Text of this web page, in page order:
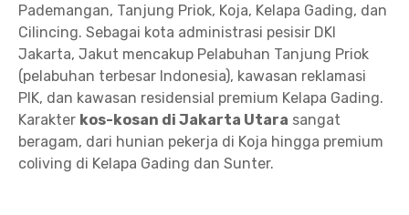
Pademangan, Tanjung Priok, Koja, Kelapa Gading, dan
Cilincing. Sebagai kota administrasi pesisir DKI
Jakarta, Jakut mencakup Pelabuhan Tanjung Priok
(pelabuhan terbesar Indonesia), kawasan reklamasi
PIK, dan kawasan residensial premium Kelapa Gading.
Karakter kos-kosan di Jakarta Utara sangat
beragam, dari hunian pekerja di Koja hingga premium
coliving di Kelapa Gading dan Sunter.